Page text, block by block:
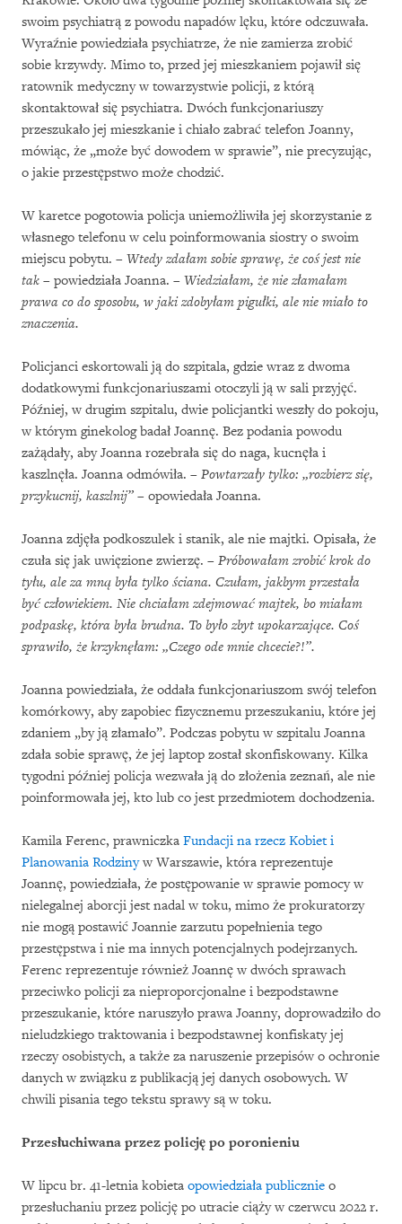
swoim psychiatrą z powodu napadów lęku, które odczuwała.
Wyraźnie powiedziała psychiatrze, że nie zamierza zrobić
sobie krzywdy. Mimo to, przed jej mieszkaniem pojawił się
ratownik medyczny w towarzystwie policji, z którą
skontaktował się psychiatra. Dwóch funkcjonariuszy
przeszukało jej mieszkanie i chiało zabrać telefon Joanny,
mówiąc, że „może być dowodem w sprawie”, nie precyzując,
o jakie przestępstwo może chodzić.
W karetce pogotowia policja uniemożliwiła jej skorzystanie z
własnego telefonu w celu poinformowania siostry o swoim
miejscu pobytu. – Wtedy zdałam sobie sprawę, że coś jest nie
tak – powiedziała Joanna. – Wiedziałam, że nie złamałam
prawa co do sposobu, w jaki zdobyłam pigułki, ale nie miało to
znaczenia.
Policjanci eskortowali ją do szpitala, gdzie wraz z dwoma
dodatkowymi funkcjonariuszami otoczyli ją w sali przyjęć.
Później, w drugim szpitalu, dwie policjantki weszły do pokoju,
w którym ginekolog badał Joannę. Bez podania powodu
zażądały, aby Joanna rozebrała się do naga, kucnęła i
kaszlnęła. Joanna odmówiła. – Powtarzały tylko: „rozbierz się,
przykucnij, kaszlnij” – opowiedała Joanna.
Joanna zdjęła podkoszulek i stanik, ale nie majtki. Opisała, że
czuła się jak uwięzione zwierzę. – Próbowałam zrobić krok do
tyłu, ale za mną była tylko ściana. Czułam, jakbym przestała
być człowiekiem. Nie chciałam zdejmować majtek, bo miałam
podpaskę, która była brudna. To było zbyt upokarzające. Coś
sprawiło, że krzyknęłam: „Czego ode mnie chcecie?!”.
Joanna powiedziała, że oddała funkcjonariuszom swój telefon
komórkowy, aby zapobiec fizycznemu przeszukaniu, które jej
zdaniem „by ją złamało”. Podczas pobytu w szpitalu Joanna
zdała sobie sprawę, że jej laptop został skonfiskowany. Kilka
tygodni później policja wezwała ją do złożenia zeznań, ale nie
poinformowała jej, kto lub co jest przedmiotem dochodzenia.
Kamila Ferenc, prawniczka Fundacji na rzecz Kobiet i
Planowania Rodzinyw Warszawie, która reprezentuje
Joannę, powiedziała, że postępowanie w sprawie pomocy w
nielegalnej aborcji jest nadal w toku, mimo że prokuratorzy
nie mogą postawić Joannie zarzutu popełnienia tego
przestępstwa i nie ma innych potencjalnych podejrzanych.
Ferenc reprezentuje również Joannę w dwóch sprawach
przeciwko policji za nieproporcjonalne i bezpodstawne
przeszukanie, które naruszyło prawa Joanny, doprowadziło do
nieludzkiego traktowania i bezpodstawnej konfiskaty jej
rzeczy osobistych, a także za naruszenie przepisów o ochronie
danych w związku z publikacją jej danych osobowych. W
chwili pisania tego tekstu sprawy są w toku.
Przesłuchiwana przez policję po poronieniu
W lipcu br. 41-letnia kobieta opowiedziała publicznie o
przesłuchaniu przez policję po utracie ciąży w czerwcu 2022 r.